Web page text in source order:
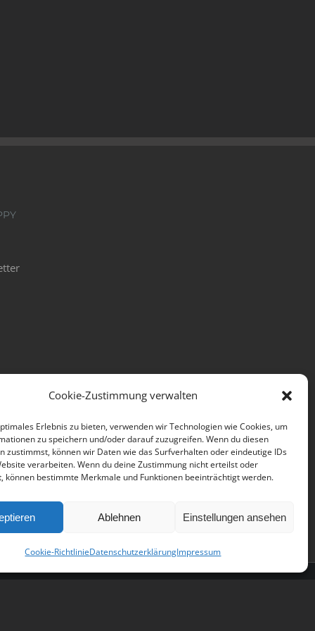
Cookie-Zustimmung verwalten
Erlebnis zu bieten, verwenden wir Technologien wie Cookies, um
zu speichern und/oder darauf zuzugreifen. Wenn du diesen
zustimmst, können wir Daten wie das Surfverhalten oder eindeutige IDs
verarbeiten. Wenn du deine Zustimmung nicht erteilst oder
können bestimmte Merkmale und Funktionen beeinträchtigt werden.
Ablehnen Einstellungen ansehen
Cookie-RichtlinieDatenschutzerklärungImpressum